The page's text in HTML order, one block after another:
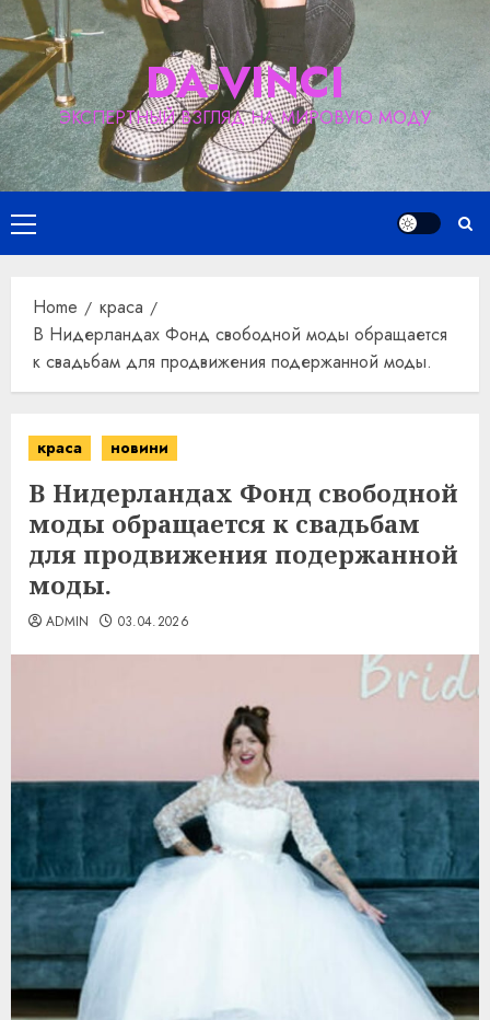
Skip
to
content
DA-VINCI
ЭКСПЕРТНЫЙ ВЗГЛЯД НА МИРОВУЮ МОДУ
Primary
Menu
Home
краса
В Нидерландах Фонд свободной моды обращается
к свадьбам для продвижения подержанной моды.
краса новини
В Нидерландах Фонд свободной
моды обращается к свадьбам
для продвижения подержанной
моды.
ADMIN 03.04.2026